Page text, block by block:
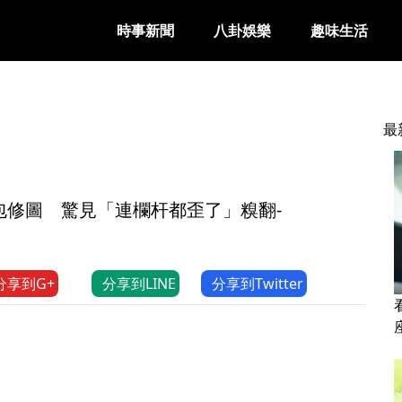
時事新聞 八卦娛樂 趣味生活
修圖 驚見「連欄杆都歪了」糗翻-
享到G+ 分享到LINE 分享到Twitter
最